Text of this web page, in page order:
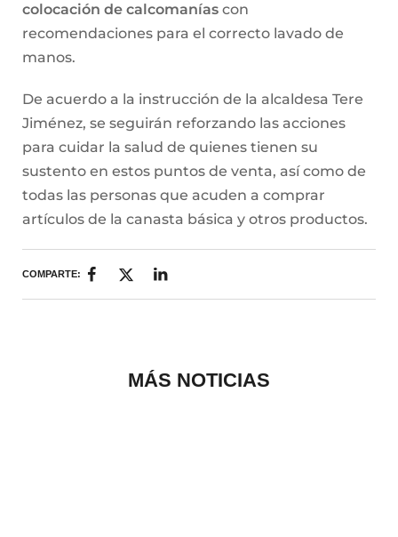
colocación de calcomanías con
recomendaciones para el correcto lavado de
manos.
De acuerdo a la instrucción de la alcaldesa Tere
Jiménez, se seguirán reforzando las acciones
para cuidar la salud de quienes tienen su
sustento en estos puntos de venta, así como de
todas las personas que acuden a comprar
artículos de la canasta básica y otros productos.
COMPARTE:
MÁS NOTICIAS